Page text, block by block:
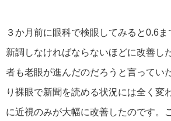
３か月前に眼科で検眼してみると0.6
新調しなければならないほどに改善し
者も老眼が進んだのだろうと言ってい
り裸眼で新聞を読める状況には全く変
に近視のみが大幅に改善したのです。